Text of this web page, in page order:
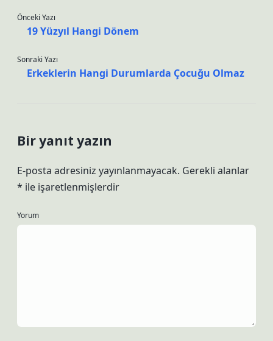
Önceki Yazı
19 Yüzyıl Hangi Dönem
Sonraki Yazı
Erkeklerin Hangi Durumlarda Çocuğu Olmaz
Bir yanıt yazın
E-posta adresiniz yayınlanmayacak. Gerekli alanlar
* ile işaretlenmişlerdir
Yorum